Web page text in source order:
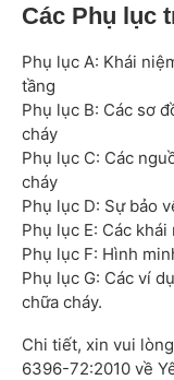
Các Phụ lục
Phụ lục A: Khái
tầng
Phụ lục B: Các sơ
cháy
Phụ lục C: Các
cháy
Phụ lục D: Sự bảo
Phụ lục E: Các
Phụ lục F: Hình
Phụ lục G: Các ví
chữa cháy.
Chi tiết, xin vui
6396-72:2010 về